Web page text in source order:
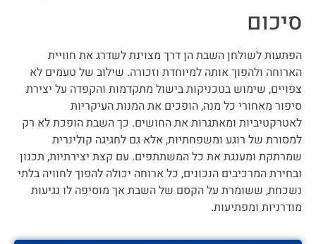
סיכום
הפתעות לשולחן השבת הן דרך מצוינת לשדרג את חוויית
הארוחה ולהפוך אותה למיוחדת וזכורה. שילוב של טעמים לא
צפויים, שימוש בטכניקות בישול מתקדמות והקפדה על יצירת
סיפור מאחורי כל מנה, הופכים את המנות העיקריות
לאטרקטיביות ומאתגרות את החושים. כך השבת הופכת לא רק
למסורת של רוגע ומשפחתיות, אלא גם לחגיגה קולינרית
שמרתקת ומענגת את כל המשתתפים. עם קצת יצירתיות, תכנון
ובחירת המרכיבים הנכונים, כל ארוחה יכולה להפוך לחוויה בלתי
נשכחת, ששומרת על הקסם של השבת אך מוסיפה לו נגיעות
מודרניות ומפתיעות.